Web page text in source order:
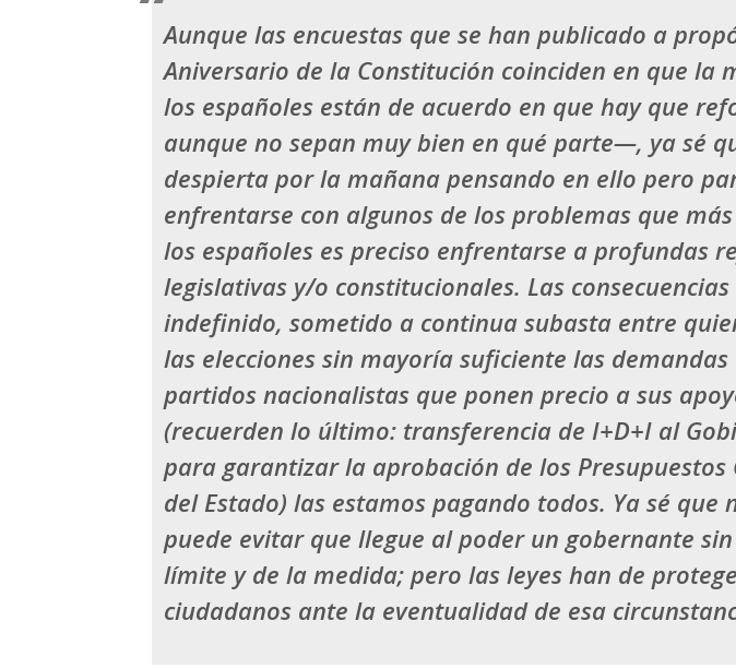
Aunque las encuestas que se han publicado a
Aniversario de la Constitución coinciden en que la
los españoles están de acuerdo en que hay que
aunque no sepan muy bien en qué parte—, ya sé
despierta por la mañana pensando en ello pero
enfrentarse con algunos de los problemas que
los españoles es preciso enfrentarse a profundas
legislativas y/o constitucionales. Las
indefinido, sometido a continua subasta entre
las elecciones sin mayoría suficiente las demandas
partidos nacionalistas que ponen precio a sus
(recuerden lo último: transferencia de I+D+I al
para garantizar la aprobación de los Presupuestos
del Estado) las estamos pagando todos. Ya sé que
puede evitar que llegue al poder un gobernante
límite y de la medida; pero las leyes han de
ciudadanos ante la eventualidad de esa